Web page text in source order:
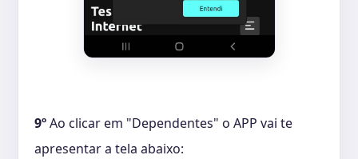
9ºAo clicar em "Dependentes" o APP vai te
apresentar a tela abaixo: